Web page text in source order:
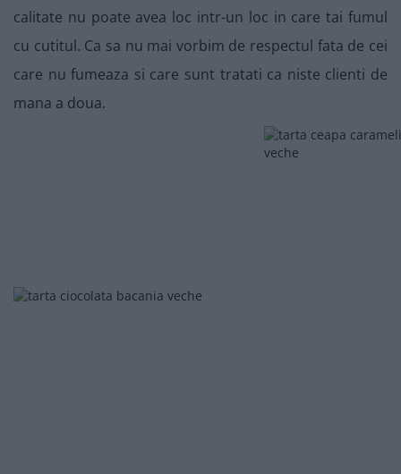
calitate nu poate avea loc intr-un loc in care tai fumul
cu cutitul. Ca sa nu mai vorbim de respectul fata de cei
care nu fumeaza si care sunt tratati ca niste clienti de
mana a doua.